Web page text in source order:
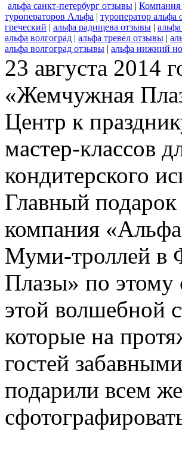
альфа санкт-петербург отзывы |
туроператоров Альфа | туроператор альфа
греческий | альфа радищева отзывы |
альфа волгоград | альфа тревел отзывы |
альфа волгоград отзывы | альфа нижний
23 августа 2014
«Жемчужная
Центр к
мастер-классов
кондитерского
Главный
компания
Муми-троллей в
Плазы» по
этой
которые на
гостей
подарили всем